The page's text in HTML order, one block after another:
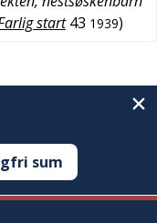
start 43 1939)
sum